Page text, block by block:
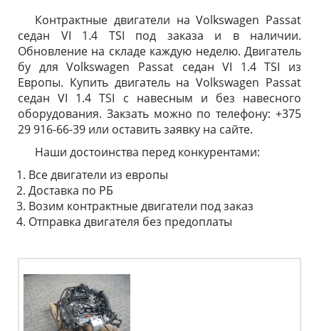
Контрактные двигатели на Volkswagen Passat
седан VI 1.4 TSI под заказа и в наличии.
Обновление на складе каждую неделю. Двигатель
бу для Volkswagen Passat седан VI 1.4 TSI из
Европы. Купить двигатель на Volkswagen Passat
седан VI 1.4 TSI с навесным и без навесного
оборудования. Закзать можно по телефону: +375
29 916-66-39 или оставить заявку на сайте.
Наши достоинства перед конкурентами:
Все двигатели из европы
Доставка по РБ
Возим контрактные двигатели под заказ
Отправка двигателя без предоплаты